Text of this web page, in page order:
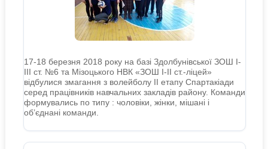
17-18 березня 2018 року на базі Здолбунівської ЗОШ І-
ІІІ ст. №6 та Мізоцького НВК «ЗОШ І-ІІ ст.-ліцей»
відбулися змагання з волейболу ІІ етапу Спартакіади
серед працівників навчальних закладів району. Команди
формувались по типу : чоловіки, жінки, мішані і
об’єднані команди.